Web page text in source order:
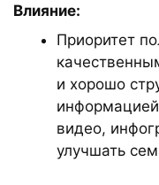
Влияние:
Приоритет
и хорошо
видео,
улучшать